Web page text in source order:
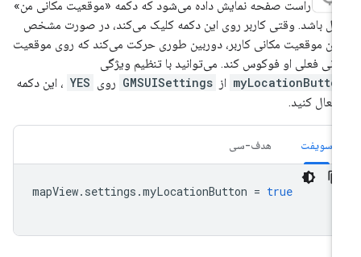
راست صفحه نمایش داده می‌شود که دکمه «موقعیت مکانی من»
باشد. وقتی کاربر روی این دکمه کلیک می‌کند، در صورت مشخص
موقعیت مکانی کاربر، دوربین طوری حرکت می‌کند که روی موقعیت
فعلی او فوکوس کند. می‌توانید با تنظیم ویژگی
از GMSUISettings روی YES
، این دکمه
فعال کنید.
سویفت هدف-سی
mapView.settings.myLocationButton = true